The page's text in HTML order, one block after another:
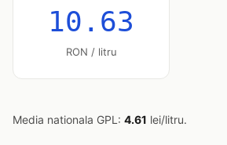
10.63
RON / litru
Media nationala GPL: 4.61 lei/litru.